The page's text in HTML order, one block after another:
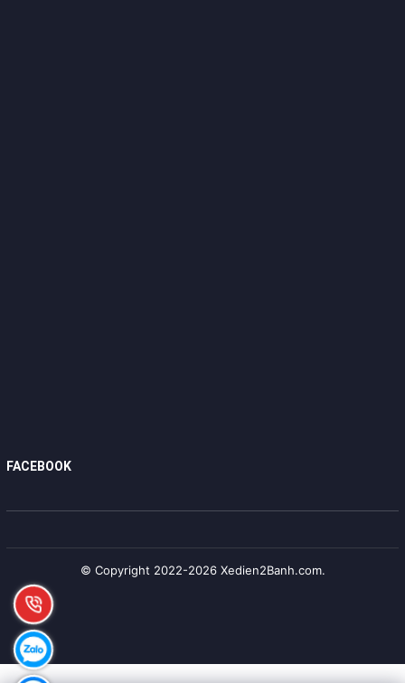
FACEBOOK
© Copyright 2022-2026 Xedien2Banh.com.